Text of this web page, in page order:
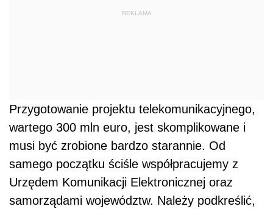
REKLAMA
Przygotowanie projektu telekomunikacyjnego,
wartego 300 mln euro, jest skomplikowane i
musi być zrobione bardzo starannie. Od
samego początku ściśle współpracujemy z
Urzędem Komunikacji Elektronicznej oraz
samorządami województw. Należy podkreślić,